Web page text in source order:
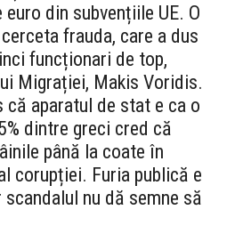
din subvențiile UE. O
frauda, care a dus
funcționari de top,
Migrației, Makis Voridis.
aparatul de stat e ca o
dintre greci cred că
până la coate în
corupției. Furia publică e
nu dă semne să